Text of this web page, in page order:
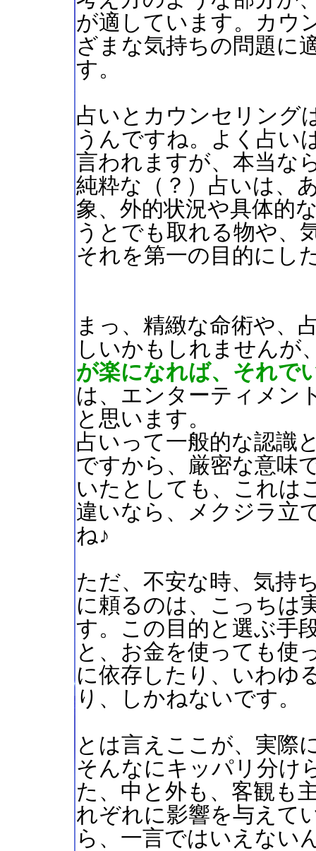
が適しています。カウ
ざまな気持ちの問題に
す。
占いとカウンセリング
うんですね。よく占い
言われますが、本当な
純粋な（？）占いは、
象、外的状況や具体的
うとでも取れる物や、
それを第一の目的にし
まっ、精緻な命術や、
しいかもしれませんが
が楽になれば、それで
は、エンターティメン
と思います。
占いって一般的な認識
ですから、厳密な意味
いたとしても、これは
違いなら、メクジラ立
ね♪
ただ、不安な時、気持
に頼るのは、こっちは
す。この目的と選ぶ手
と、お金を使っても使
に依存したり、いわゆ
り、しかねないです。
とは言えここが、実際
そんなにキッパリ分
た、中と外も、客観も
れぞれに影響を与えて
ら、一言ではいえない